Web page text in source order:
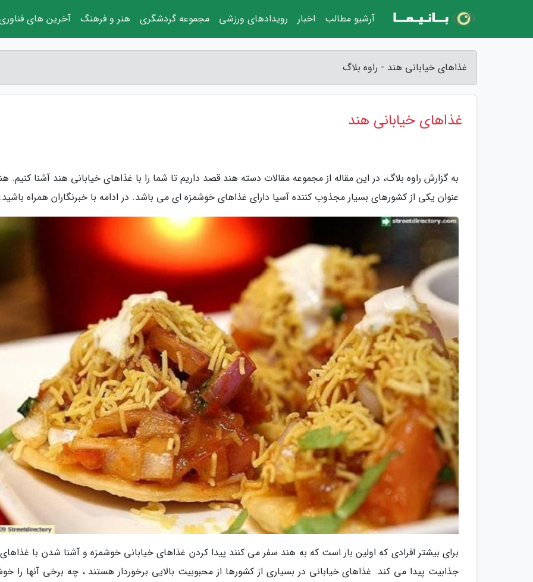
غذاهای خیابانی هند - راوه بلاگ
غذاهای خیابانی هند
به گزارش راوه بلاگ، در این مقاله از مجموعه مقالات دسته هند قصد داریم تا شما را با غذاهای خیابانی هند آشنا کنیم.
عنوان یکی از کشورهای بسیار مجذوب کننده آسیا دارای غذاهای خوشمزه ای می باشد. در ادامه با خبرنگاران همراه
برای بیشتر افرادی که اولین بار است که به هند سفر می کنند پیدا کردن غذاهای خیابانی خوشمزه و آشنا شدن با غذاهای
جذابیت پیدا می کند. غذاهای خیابانی در بسیاری از کشورها از محبوبیت بالایی برخوردار هستند ، چه برخی آنها را
آرشیو مطالب اخبار رویدادهای ورزشی مجموعه گردشگری هنر و فرهنگ آخرین های